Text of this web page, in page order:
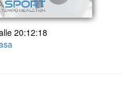
20:12:18